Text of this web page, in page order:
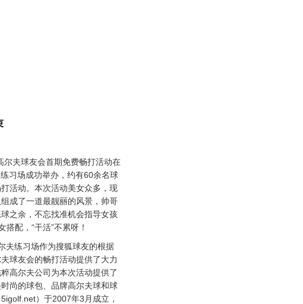
夫球友会首期免费畅打活动在
习场成功举办，约有60余名球
活动。本次活动美女众多，现
成了一道最靓丽的风景，帅哥
之余，不忘找准机会指导女孩
搭配，“干活”不累呀！
练习场作为搜狐球友的根据
球友会的畅打活动提供了大力
高尔夫公司为本次活动提供了
尚的球包、品牌高尔夫球和球
）于2007年3月成立，